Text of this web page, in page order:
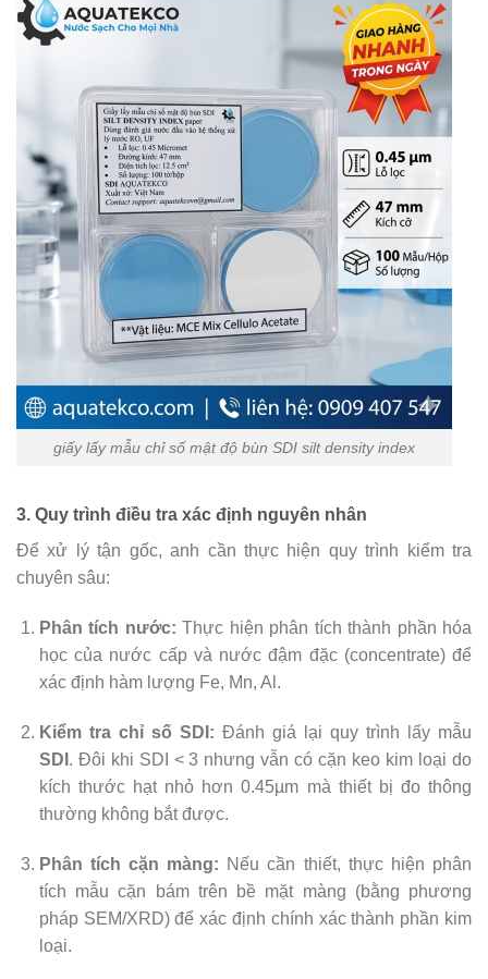
giấy lấy mẫu chỉ số mật độ bùn SDI silt density index
3. Quy trình điều tra xác định nguyên nhân
Để xử lý tận gốc, anh cần thực hiện quy trình kiểm tra
chuyên sâu:
Phân tích nước: Thực hiện phân tích thành phần hóa
học của nước cấp và nước đậm đặc (concentrate) để
xác định hàm lượng Fe, Mn, Al.
Kiểm tra chỉ số SDI: Đánh giá lại quy trình lấy mẫu
SDI . Đôi khi SDI < 3 nhưng vẫn có cặn keo kim loại do
kích thước hạt nhỏ hơn 0.45µm mà thiết bị đo thông
thường không bắt được.
Phân tích cặn màng: Nếu cần thiết, thực hiện phân
tích mẫu cặn bám trên bề mặt màng (bằng phương
pháp SEM/XRD) để xác định chính xác thành phần kim
loại.